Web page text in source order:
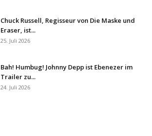
Chuck Russell, Regisseur von Die Maske und
Eraser, ist...
25. Juli 2026
Bah! Humbug! Johnny Depp ist Ebenezer im
Trailer zu...
24. Juli 2026